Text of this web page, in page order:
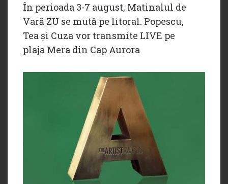
În perioada 3-7 august, Matinalul de
Vară ZU se mută pe litoral. Popescu,
Tea și Cuza vor transmite LIVE pe
plaja Mera din Cap Aurora